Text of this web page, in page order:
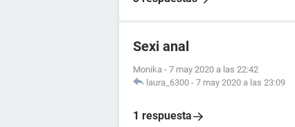
Sexi anal
Monika - 7 may 2020 a las 22:42
laura_6300 - 7 may 2020 a las 23:09
1 respuesta